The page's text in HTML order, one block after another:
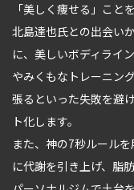
「美しく痩せる」こと
北島達也氏との出会い
に、美しいボディライ
やみくもなトレーニン
張るといった失敗を避
ト化します。
また、神の7秒ルール
に代謝を引き上げ、脂